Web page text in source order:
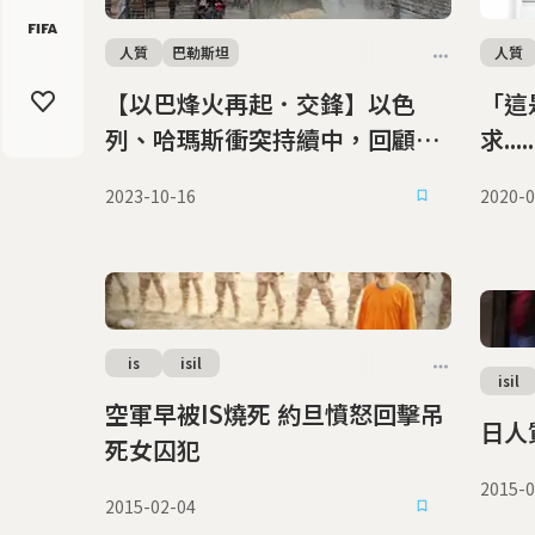
【以巴烽火再起．交鋒】以色
列、哈瑪斯衝突持續中，回顧本
人質 巴勒斯坦
2023-10-16
「
求
人質
2020-
空軍早被IS燒死 約旦憤怒回擊吊
死女囚犯
is isil
2015-02-04
isil
2015-